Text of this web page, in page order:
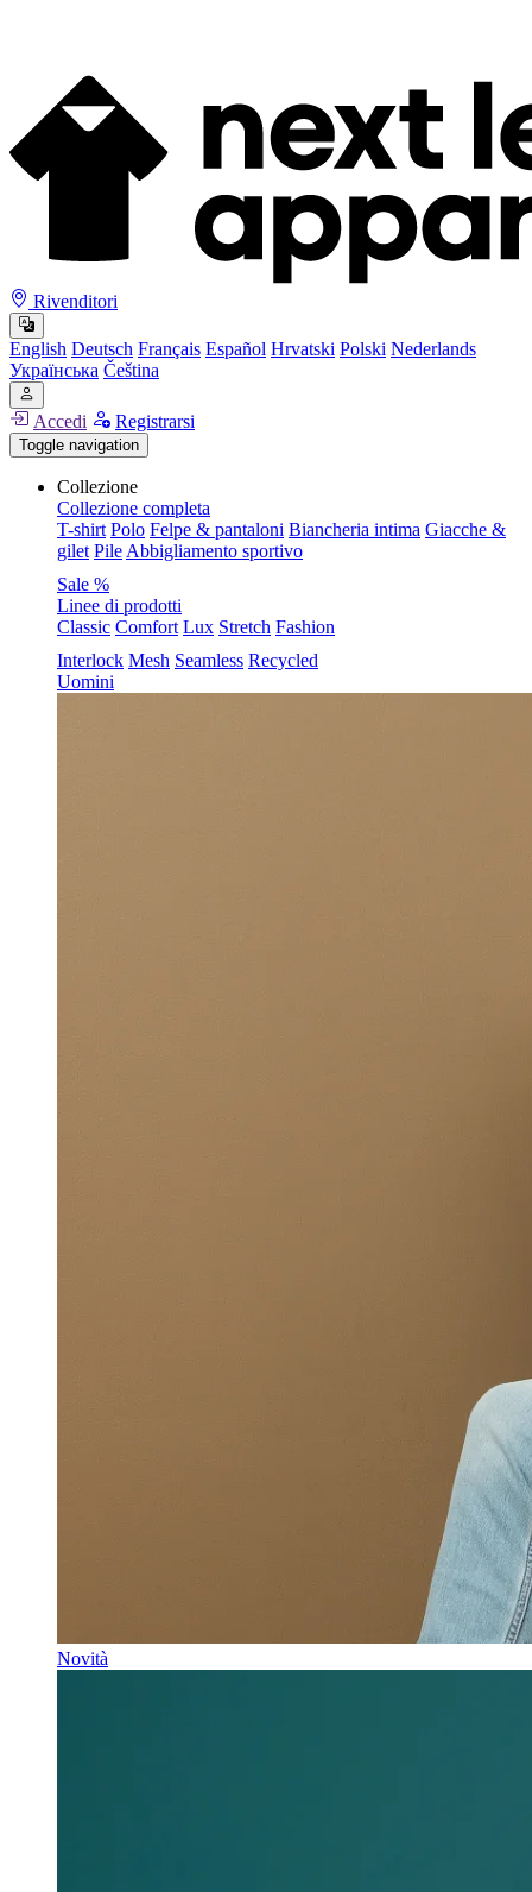
Rivenditori
English Deutsch Français Español Hrvatski Polski Nederlands
Українська Čeština
Accedi Registrarsi
Toggle navigation
Collezione
Collezione completa
T-shirt Polo Felpe & pantaloni Biancheria intima Giacche &
gilet Pile Abbigliamento sportivo
Sale %
Linee di prodotti
Classic Comfort Lux Stretch Fashion
Interlock Mesh Seamless Recycled
Uomini
Novità